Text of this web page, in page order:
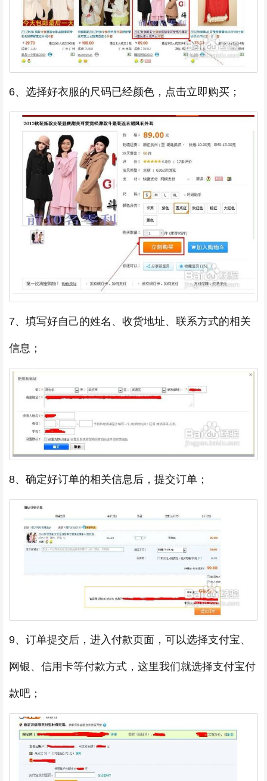
6、选择好衣服的尺码已经颜色，点击立即购买；
7、填写好自己的姓名、收货地址、联系方式的相关
信息；
8、确定好订单的相关信息后，提交订单；
9、订单提交后，进入付款页面，可以选择支付宝、
网银、信用卡等付款方式，这里我们就选择支付宝付
款吧；